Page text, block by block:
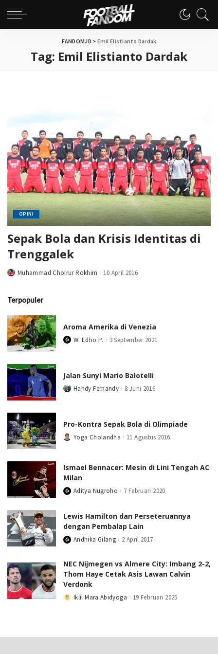
FANDOM.ID > Emil Elistianto Dardak
Tag: Emil Elistianto Dardak
OPINI
Sepak Bola dan Krisis Identitas di
Trenggalek
PostedMuhammad Choirur Rokhim 10 April 2016
Terpopuler
Aroma Amerika di Venezia
PostedW. Edho P. 3 September 2021
Jalan Sunyi Mario Balotelli
PostedHandy Fernandy 8 Juni 2016
Pro-Kontra Sepak Bola di Olimpiade
PostedYoga Cholandha 11 Agustus 2016
Ismael Bennacer: Mesin di Lini Tengah AC
Milan
PostedAditya Nugroho 7 Februari 2020
Lewis Hamilton dan Perseteruannya
dengan Pembalap Lain
PostedAndhika Gilang 2 April 2017
NEC Nijmegen vs Almere City: Imbang 2-2,
Thom Haye Cetak Asis Lawan Calvin
Verdonk
PostedIklil Mara Abidyoga 19 Februari 2025